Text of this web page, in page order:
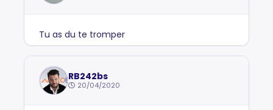
Tu as du te tromper
RB242bs
20/04/2020